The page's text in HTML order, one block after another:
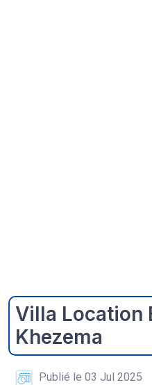
Villa Location
Khezema
Publié le 03 Jul 2025